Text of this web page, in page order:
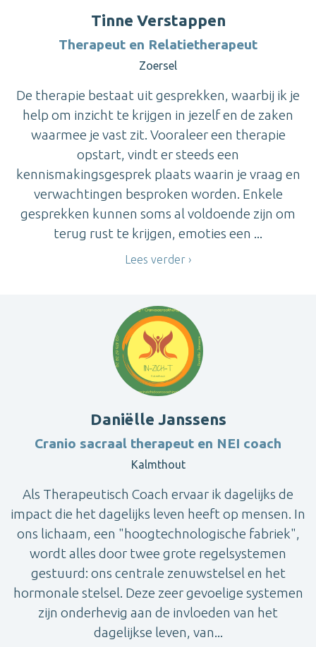
Tinne Verstappen
Therapeut en Relatietherapeut
Zoersel
De therapie bestaat uit gesprekken, waarbij ik je
help om inzicht te krijgen in jezelf en de zaken
waarmee je vast zit. Vooraleer een therapie
opstart, vindt er steeds een
kennismakingsgesprek plaats waarin je vraag en
verwachtingen besproken worden. Enkele
gesprekken kunnen soms al voldoende zijn om
terug rust te krijgen, emoties een ...
Lees verder
Daniëlle Janssens
Cranio sacraal therapeut en NEI coach
Kalmthout
Als Therapeutisch Coach ervaar ik dagelijks de
impact die het dagelijks leven heeft op mensen. In
ons lichaam, een "hoogtechnologische fabriek",
wordt alles door twee grote regelsystemen
gestuurd: ons centrale zenuwstelsel en het
hormonale stelsel. Deze zeer gevoelige systemen
zijn onderhevig aan de invloeden van het
dagelijkse leven, van...